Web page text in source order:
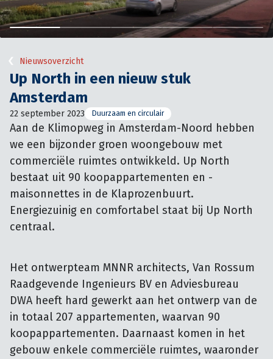
Nieuwsoverzicht
Up North in een nieuw stuk
Amsterdam
22 september 2023 Duurzaam en circulair
Aan de Klimopweg in Amsterdam-Noord hebben
we een bijzonder groen woongebouw met
commerciële ruimtes ontwikkeld. Up North
bestaat uit 90 koopappartementen en -
maisonnettes in de Klaprozenbuurt.
Energiezuinig en comfortabel staat bij Up North
centraal.
Het ontwerpteam MNNR architects, Van Rossum
Raadgevende Ingenieurs BV en Adviesbureau
DWA heeft hard gewerkt aan het ontwerp van de
in totaal 207 appartementen, waarvan 90
koopappartementen. Daarnaast komen in het
gebouw enkele commerciële ruimtes, waaronder